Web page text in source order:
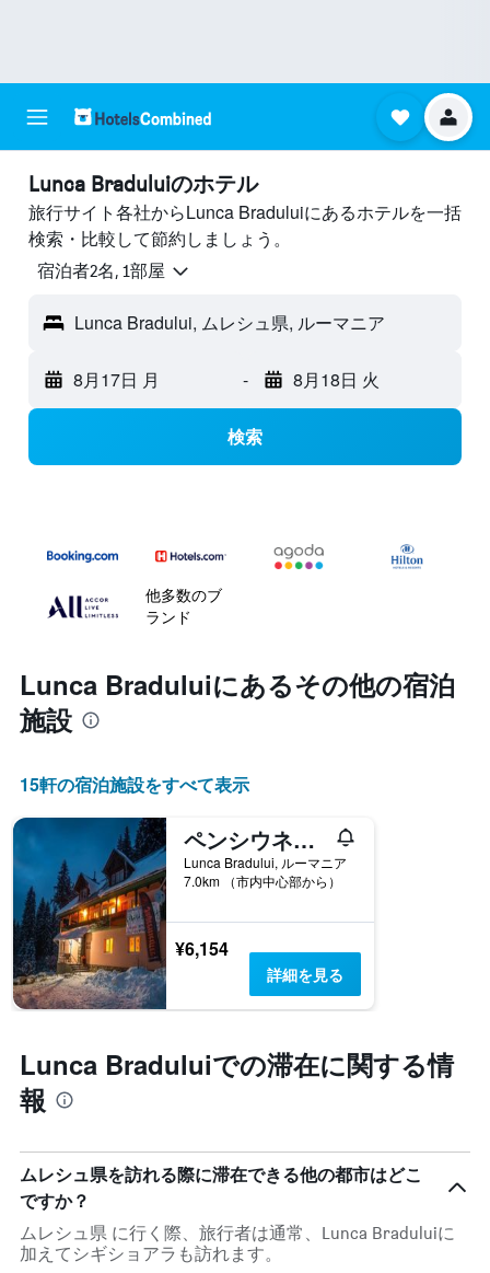
Lunca Braduluiのホテル
旅行サイト各社からLunca Braduluiにあるホテルを一括
検索・比較して節約しましょう。
宿泊者2名, 1​部屋
Lunca Bradului, ムレシュ県, ルーマニア
8月17日 月 - 8月18日 火
検索
他多数のブ
ランド
Lunca Bradului​にあるその他の宿泊
施設
15​軒の宿泊施設をすべて表示
ペンシウネア カバナ セスティーナ
Lunca Bradului, ルーマニア
7.0km （市内中心部から）
¥6,154
詳細を見る
Lunca Braduluiでの滞在に関する情
報
ムレシュ県を訪れる際に滞在できる他の都市はどこ
ですか？
ムレシュ県 に行く際、旅行者は通常、Lunca Bradului​に
加えてシギショアラも訪れます。